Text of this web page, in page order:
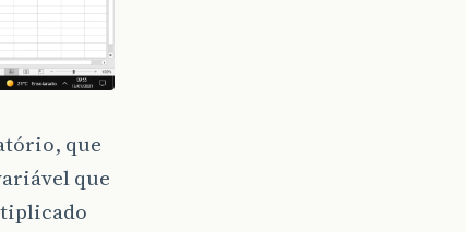
que
que